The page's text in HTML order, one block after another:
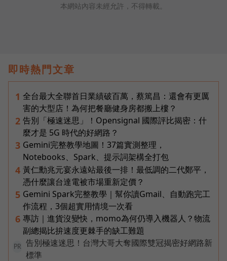
本網站內容未經允許，不得轉載。
即時熱門文章
1 全台最大全聯首日業績破百萬，蔡篤昌：還會有更厲
害的大型店！為何把餐廳健身房都搬上樓？
2 告別「極速迷思」！Opensignal 國際評比揭密：什
麼才是 5G 時代的好網路？
3 Gemini完整教學地圖！37篇實測整理，
Notebooks、Spark、提示詞架構全打包
4 黃仁勳兆元宴永遠站最後一排！最低調的二代鄭平，
憑什麼讓台達電被市場重新定價？
5 Gemini Spark完整教學｜幫你讀Gmail、自動跑完工
作流程，3個超實用情境一次看
6 專訪｜進貨沒變快，momo為何仍導入機器人？物流
副總揭比拚速度更棘手的缺工難題
PR
告別極速迷思！台灣大哥大奪國際雙冠揭密好網路新
標準